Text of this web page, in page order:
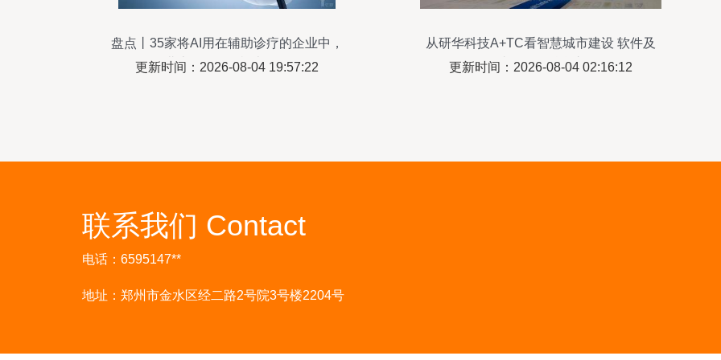
盘点丨35家将AI用在辅助诊疗的企业中，
42.86%在北京（AI+医疗 上篇） 软件及辅
更新时间：2026-08-04 19:57:22
从研华科技A+TC看智慧城市建设 软件及
辅助设备的融合之道
更新时间：2026-08-04 02:16:12
联系我们 Contact
电话：6595147**
地址：郑州市金水区经二路2号院3号楼2204号